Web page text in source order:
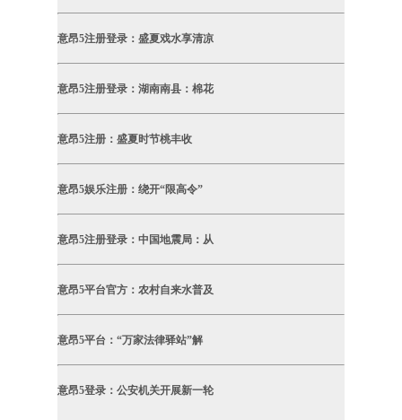
意昂5注册登录：盛夏戏水享清凉
意昂5注册登录：湖南南县：棉花
意昂5注册：盛夏时节桃丰收
意昂5娱乐注册：绕开“限高令”
意昂5注册登录：中国地震局：从
意昂5平台官方：农村自来水普及
意昂5平台：“万家法律驿站”解
意昂5登录：公安机关开展新一轮